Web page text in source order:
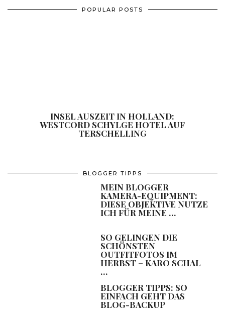
POPULAR POSTS
INSEL AUSZEIT IN HOLLAND:
WESTCORD SCHYLGE HOTEL AUF
TERSCHELLING
BLOGGER TIPPS
MEIN BLOGGER
KAMERA-EQUIPMENT:
DIESE OBJEKTIVE NUTZE
ICH FÜR MEINE …
SO GELINGEN DIE
SCHÖNSTEN
OUTFITFOTOS IM
HERBST – KARO SCHAL
…
BLOGGER TIPPS: SO
EINFACH GEHT DAS
BLOG-BACKUP